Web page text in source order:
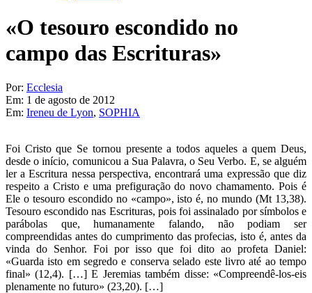
«O tesouro escondido no
campo das Escrituras»
Por: Ecclesia
Em: 1 de agosto de 2012
Em: Ireneu de Lyon, SOPHIA
Foi Cristo que Se tornou presente a todos aqueles a quem Deus,
desde o início, comunicou a Sua Palavra, o Seu Verbo. E, se alguém
ler a Escritura nessa perspectiva, encontrará uma expressão que diz
respeito a Cristo e uma prefiguração do novo chamamento. Pois é
Ele o tesouro escondido no «campo», isto é, no mundo (Mt 13,38).
Tesouro escondido nas Escrituras, pois foi assinalado por símbolos e
parábolas que, humanamente falando, não podiam ser
compreendidas antes do cumprimento das profecias, isto é, antes da
vinda do Senhor. Foi por isso que foi dito ao profeta Daniel:
«Guarda isto em segredo e conserva selado este livro até ao tempo
final» (12,4). […] E Jeremias também disse: «Compreendê-los-eis
plenamente no futuro» (23,20). […]